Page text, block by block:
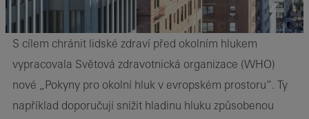
S cílem chránit lidské zdraví před okolním hlukem
vypracovala Světová zdravotnická organizace (WHO)
nové „Pokyny pro okolní hluk v evropském prostoru“. Ty
například doporučují snížit hladinu hluku způsobenou